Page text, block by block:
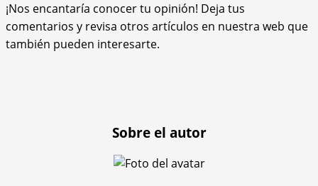
¡Nos encantaría conocer tu opinión! Deja tus
comentarios y revisa otros artículos en nuestra web que
también pueden interesarte.
Sobre el autor